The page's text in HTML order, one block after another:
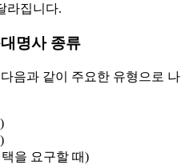
라집니다.
명사 종류
음과 같이 주요한 유형으로 나
을 요구할 때)